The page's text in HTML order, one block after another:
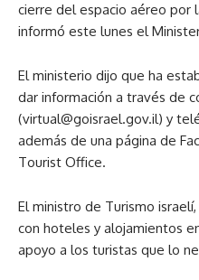
cierre del espacio aéreo por
informó este lunes el
El ministerio dijo que ha
dar información a través de
(virtual@goisrael.gov.il) y
además de una página de
Tourist Office.
El ministro de Turismo
con hoteles y alojamientos
apoyo a los turistas que lo